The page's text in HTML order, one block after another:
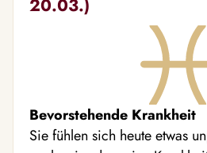
20.03.)
Bevorstehende Krankheit
Sie fühlen sich heute etwas